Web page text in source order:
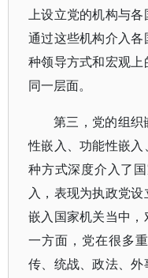
上设立党的机构与各
通过这些机构介入
种领导方式和宏观
同一层面。
第三，党的组
性嵌入、功能性嵌
种方式深度介入了
入，表现为执政党
嵌入国家机关当中
一方面，党在很多
传、统战、政法、